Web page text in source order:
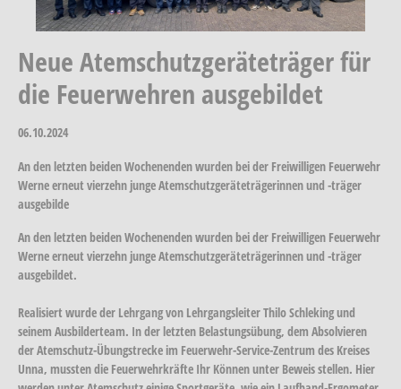
Neue Atemschutzgeräteträger für
die Feuerwehren ausgebildet
06.10.2024
An den letzten beiden Wochenenden wurden bei der Freiwilligen Feuerwehr
Werne erneut vierzehn junge Atemschutzgeräteträgerinnen und -träger
ausgebilde
An den letzten beiden Wochenenden wurden bei der Freiwilligen Feuerwehr
Werne erneut vierzehn junge Atemschutzgeräteträgerinnen und -träger
ausgebildet.
Realisiert wurde der Lehrgang von Lehrgangsleiter Thilo Schleking und
seinem Ausbilderteam. In der letzten Belastungsübung, dem Absolvieren
der Atemschutz-Übungstrecke im Feuerwehr-Service-Zentrum des Kreises
Unna, mussten die Feuerwehrkräfte Ihr Können unter Beweis stellen. Hier